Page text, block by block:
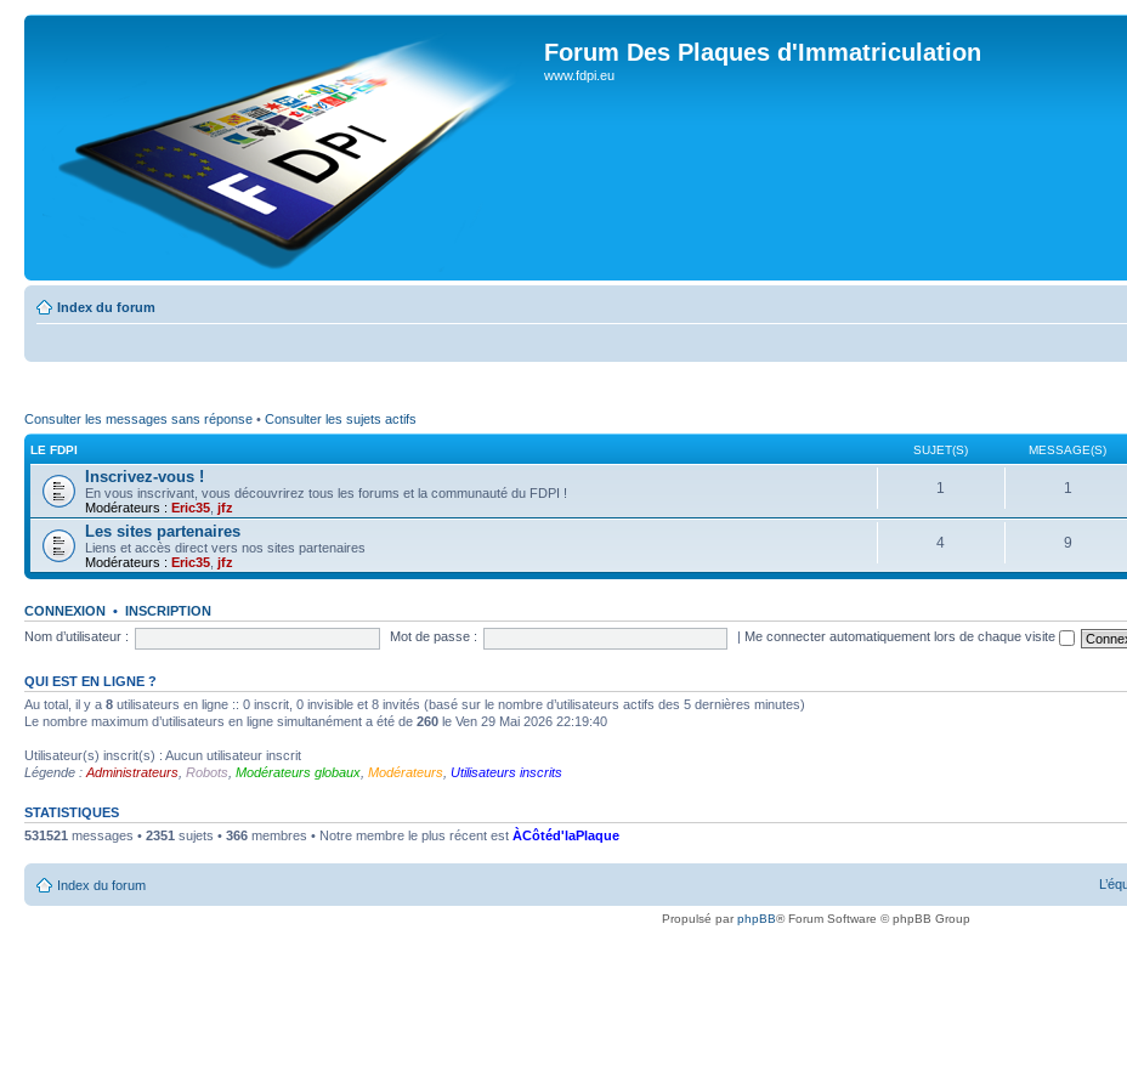
Forum Des Plaques d'Immatriculation
www.fdpi.eu
Index du forum
Consulter les messages sans réponse • Consulter les sujets actifs
LE FDPI SUJET(S) MESSAGE(S)
Inscrivez-vous !
En vous inscrivant, vous découvrirez tous les forums et la communauté du FDPI !
Modérateurs : Eric35 jfz
1 1
Les sites partenaires
Liens et accès direct vers nos sites partenaires
Modérateurs : Eric35 jfz
4 9
CONNEXION • INSCRIPTION
Nom d’utilisateur :
Mot de passe : Me connecter automatiquement lors de chaque visite
QUI EST EN LIGNE ?
Au total, il y a 8 utilisateurs en ligne :: 0 inscrit, 0 invisible et 8 invités (basé sur le nombre d’utilisateurs actifs des 5 dernières minutes)
Le nombre maximum d’utilisateurs en ligne simultanément a été de 260 le Ven 29 Mai 2026 22:19:40
Utilisateur(s) inscrit(s) : Aucun utilisateur inscrit
Légende : Administrateurs Robots Modérateurs globaux Modérateurs Utilisateurs inscrits
STATISTIQUES
531521 messages • 2351 sujets • 366 membres • Notre membre le plus récent est ÀCôtéd'laPlaque
Index du forum
Propulsé parphpBB® Forum Software © phpBB Group